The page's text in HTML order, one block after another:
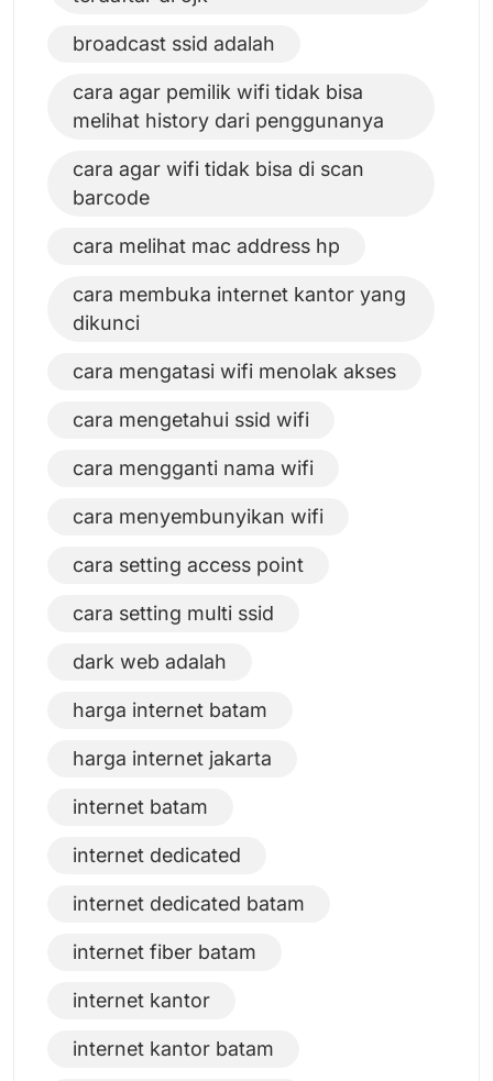
broadcast ssid adalah
cara agar pemilik wifi tidak bisa
melihat history dari penggunanya
cara agar wifi tidak bisa di scan
barcode
cara melihat mac address hp
cara membuka internet kantor yang
dikunci
cara mengatasi wifi menolak akses
cara mengetahui ssid wifi
cara mengganti nama wifi
cara menyembunyikan wifi
cara setting access point
cara setting multi ssid
dark web adalah
harga internet batam
harga internet jakarta
internet batam
internet dedicated
internet dedicated batam
internet fiber batam
internet kantor
internet kantor batam